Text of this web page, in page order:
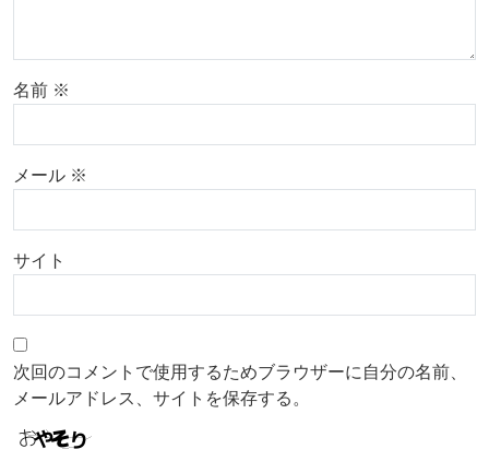
名前 ※
メール ※
サイト
次回のコメントで使用するためブラウザーに自分の名前、
メールアドレス、サイトを保存する。